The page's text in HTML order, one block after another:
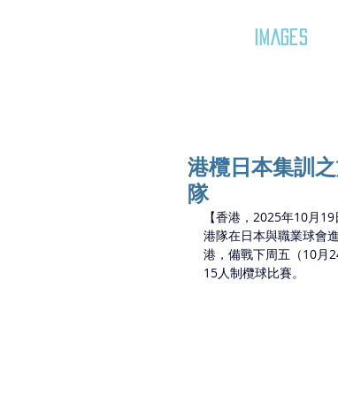
IMAGES
港欖日本集訓
隊
【香港，2025年10月
港隊在日本與職業球會
港，備戰下周五（10月
15人制欖球比賽。